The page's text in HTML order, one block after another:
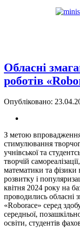
Обласні
роботів
Опубліковано:
З метою
стимулювання
учнівської та
творчій
математики та фізики
розвитку і
квітня 2024 року на
проводились обласні
«Roborace» серед
середньої,
освіти, студентів